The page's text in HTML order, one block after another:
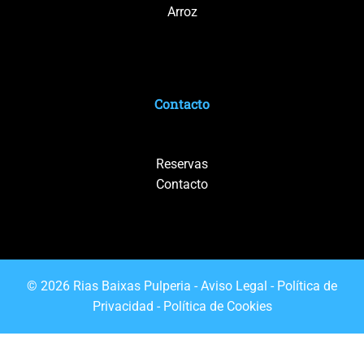
Arroz
Contacto
Reservas
Contacto
© 2026 Rias Baixas Pulperia - Aviso Legal - Política de
Privacidad - Política de Cookies